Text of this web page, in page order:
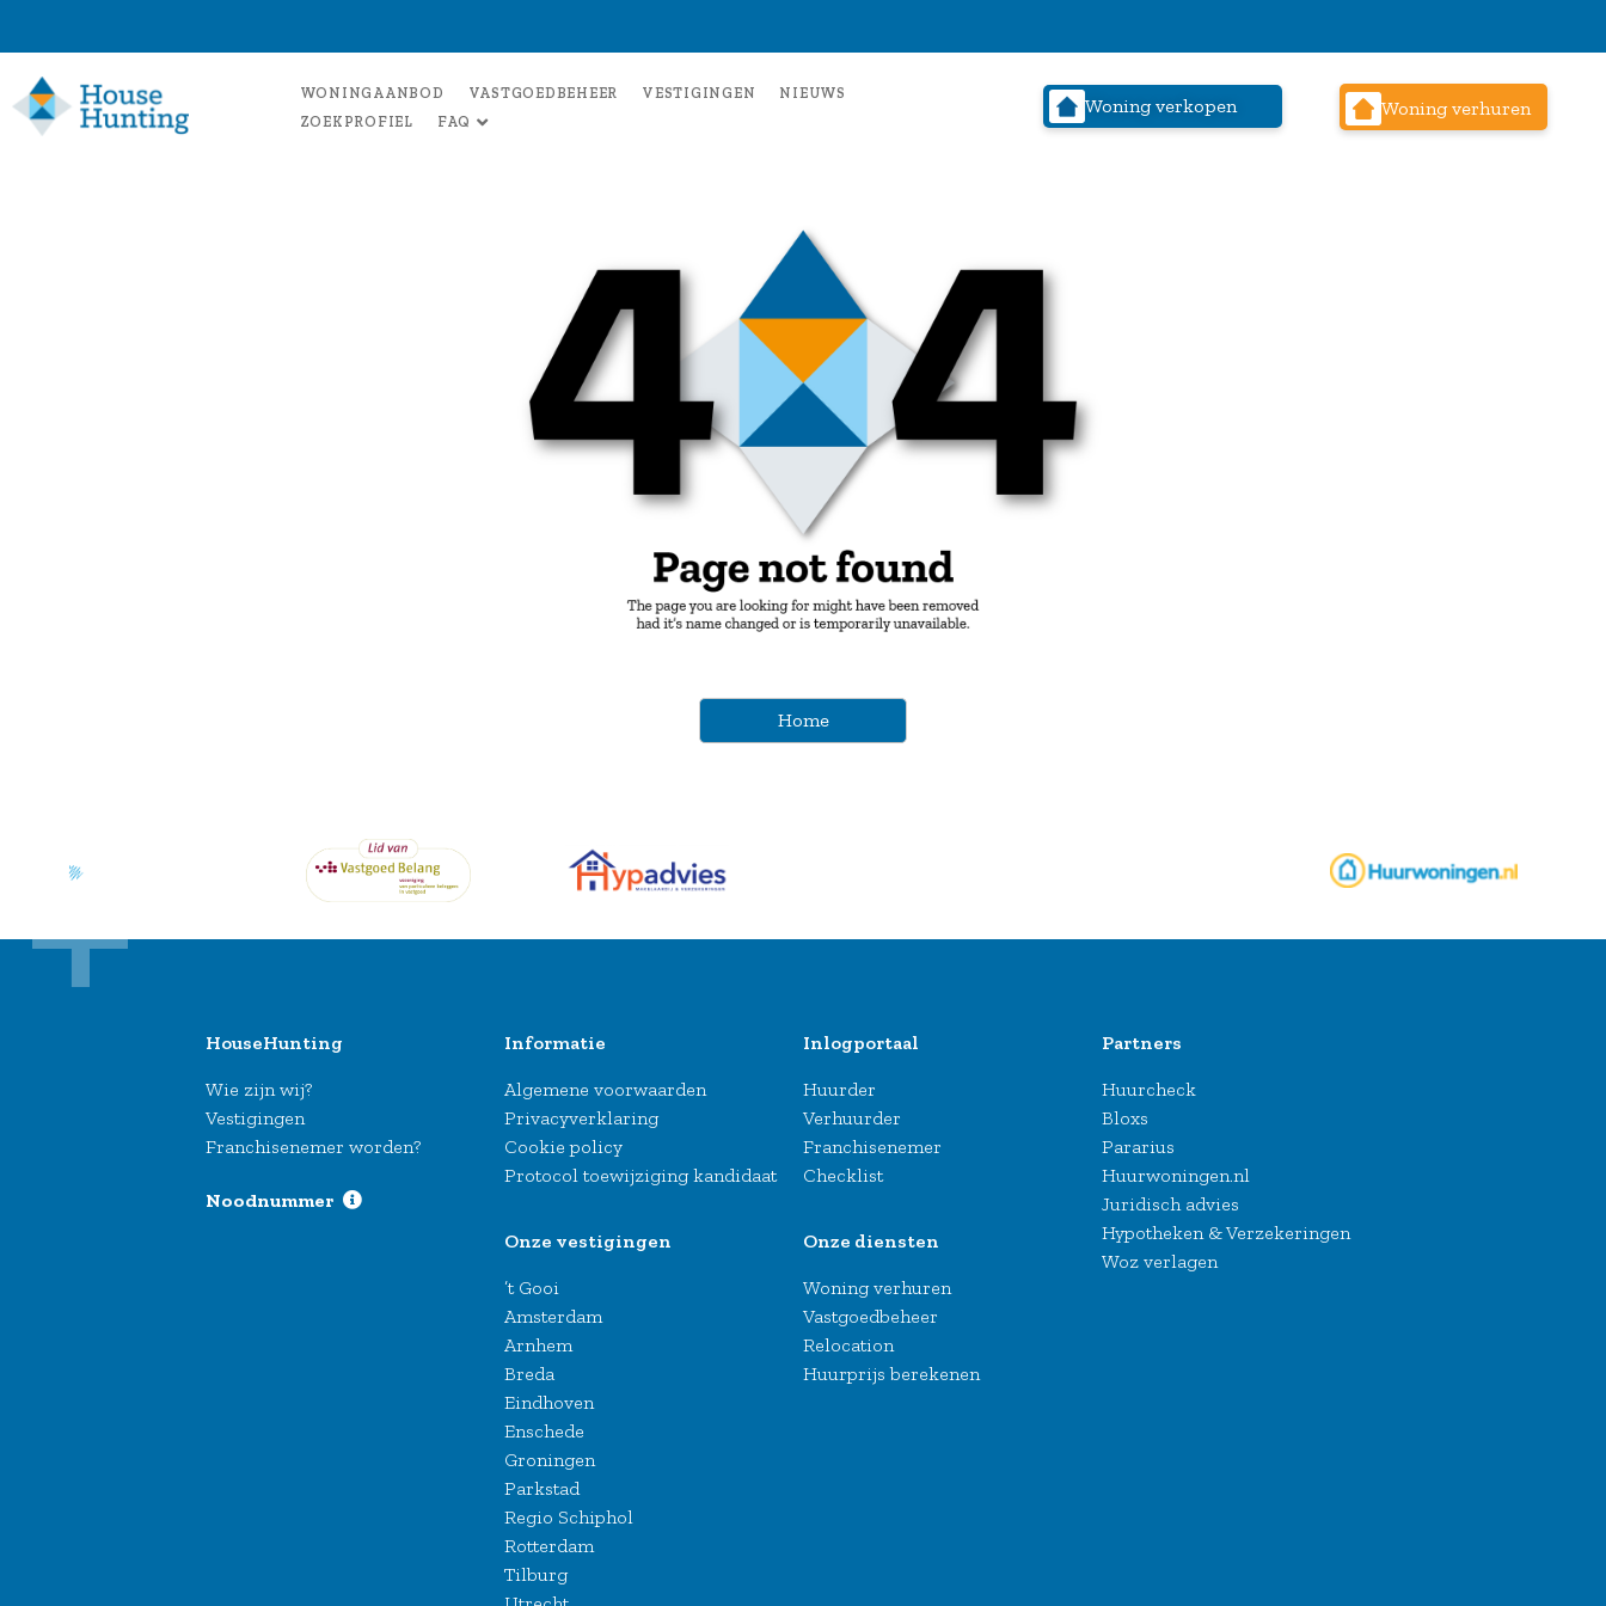
WONINGAANBOD VASTGOEDBEHEER VESTIGINGEN
NIEUWS
ZOEKPROFIEL
FAQ
Woning verkopen Woning verhuren
Home
HouseHunting
Wie zijn wij?
Vestigingen
Franchisenemer worden?
Noodnummer
Informatie
Algemene voorwaarden
Privacyverklaring
Cookie policy
Protocol toewijziging kandidaat
Onze vestigingen
’t Gooi
Amsterdam
Arnhem
Breda
Eindhoven
Enschede
Groningen
Parkstad
Regio Schiphol
Rotterdam
Tilburg
Inlogportaal
Huurder
Verhuurder
Franchisenemer
Checklist
Onze diensten
Woning verhuren
Vastgoedbeheer
Relocation
Huurprijs berekenen
Partners
Huurcheck
Bloxs
Pararius
Huurwoningen.nl
Juridisch advies
Hypotheken & Verzekeringen
Woz verlagen